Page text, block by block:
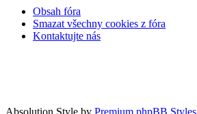
Obsah fóra
Smazat všechny cookies z fóra
Kontaktujte nás